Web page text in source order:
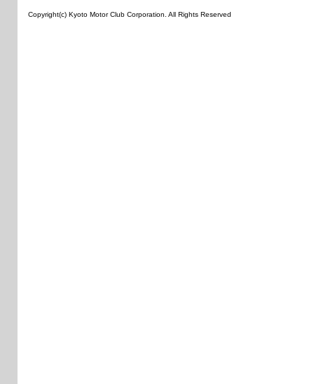
Copyright(c) Kyoto Motor Club Corporation. All Rights Reserved